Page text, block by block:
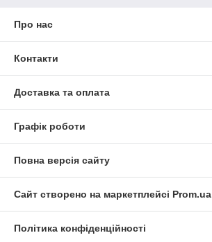
Про нас
Контакти
Доставка та оплата
Графік роботи
Повна версія сайту
Сайт створено на маркетплейсі Prom.ua
Політика конфіденційності